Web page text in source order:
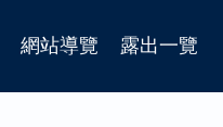
網站導覽 露出一覽